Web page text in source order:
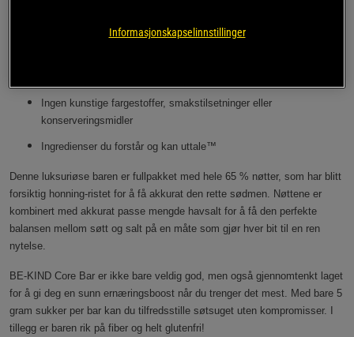
Ingen kunstige fargestoffer, smakstilsetninger eller
konserveringsmidler
Ingredienser du forstår og kan uttale™
Denne luksuriøse baren er fullpakket med hele 65 % nøtter, som har blitt
forsiktig honning-ristet for å få akkurat den rette sødmen. Nøttene er
kombinert med akkurat passe mengde havsalt for å få den perfekte
balansen mellom søtt og salt på en måte som gjør hver bit til en ren
nytelse.
BE-KIND Core Bar er ikke bare veldig god, men også gjennomtenkt laget
for å gi deg en sunn ernæringsboost når du trenger det mest. Med bare 5
gram sukker per bar kan du tilfredsstille søtsuget uten kompromisser. I
tillegg er baren rik på fiber og helt glutenfri!
Informasjonskapselinnstillinger